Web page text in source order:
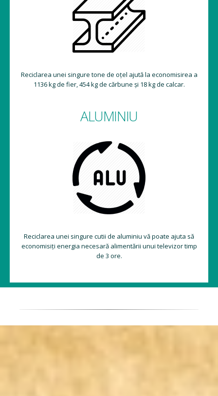
Reciclarea unei singure tone de oțel ajută la economisirea a
1136 kg de fier, 454 kg de cărbune și 18 kg de calcar.
ALUMINIU
Reciclarea unei singure cutii de aluminiu vă poate ajuta să
economisiți energia necesară alimentării unui televizor timp
de 3 ore.